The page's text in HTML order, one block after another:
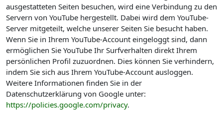
ausgestatteten Seiten besuchen, wird eine Verbindung zu den
Servern von YouTube hergestellt. Dabei wird dem YouTube-
Server mitgeteilt, welche unserer Seiten Sie besucht haben.
Wenn Sie in Ihrem YouTube-Account eingeloggt sind, dann
ermöglichen Sie YouTube Ihr Surfverhalten direkt Ihrem
persönlichen Profil zuzuordnen. Dies können Sie verhindern,
indem Sie sich aus Ihrem YouTube-Account ausloggen.
Weitere Informationen finden Sie in der
Datenschutzerklärung von Google unter:
https://policies.google.com/privacy.